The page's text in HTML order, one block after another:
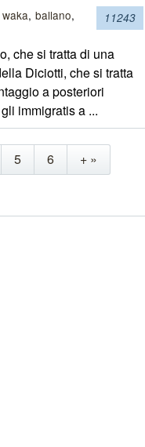
11243
ballano
che si tratta di una
Diciotti, che si tratta
a posteriori
immigratis a ...
5 6 + »